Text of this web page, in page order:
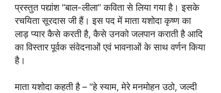
प्रस्तुत पद्यांश “बाल-लीला” कविता से लिया गया है। इसके
रचयिता सूरदास जी हैं। इस पद में माता यशोदा कृष्ण का
लाड़ प्यार कैसे करती है, कैसे उनको जलपान कराती है आदि
का विस्तार पूर्वक संवेदनाओं एवं भावनाओं के साथ वर्णन किया
है।
माता यशोदा कहती है – “हे स्याम, मेरे मनमोहन उठो, जल्दी